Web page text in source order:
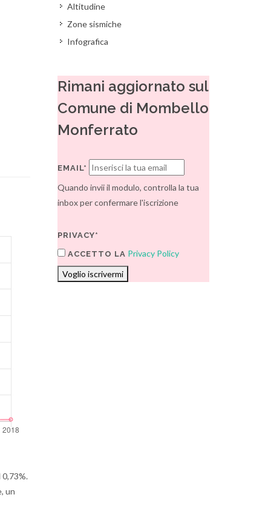
un
Altitudine
Zone sismiche
Infografica
Rimani aggiornato sul
Comune di Mombello
Monferrato
EMAIL*
Quando invii il modulo, controlla la tua
inbox per confermare l'iscrizione
PRIVACY*
ACCETTO LA Privacy Policy
Voglio iscrivermi